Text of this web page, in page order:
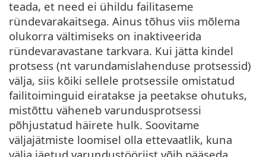
teada, et need ei ühildu failitaseme
ründevarakaitsega. Ainus tõhus viis mõlema
olukorra vältimiseks on inaktiveerida
ründevaravastane tarkvara. Kui jätta kindel
protsess (nt varundamislahenduse protsessid)
välja, siis kõiki sellele protsessile omistatud
failitoiminguid eiratakse ja peetakse ohutuks,
mistõttu väheneb varundusprotsessi
põhjustatud häirete hulk. Soovitame
väljajätmiste loomisel olla ettevaatlik, kuna